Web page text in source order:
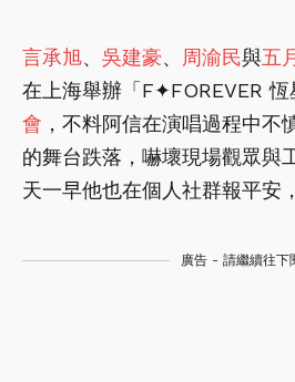
言承旭、 吳建豪、 周渝民與五
在上海舉辦「F✦FOREVER 恆
會 ，不料阿信在演唱過程中不
的舞台跌落，嚇壞現場觀眾與
天一早他也在個人社群報平安
廣告 - 請繼續往下